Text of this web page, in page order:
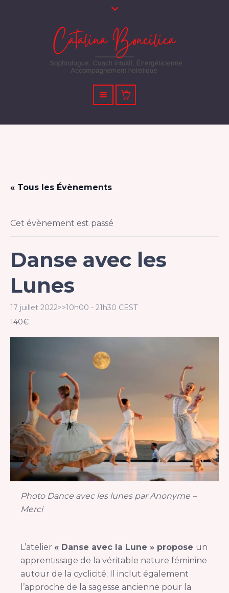
« Tous les Évènements
Cet évènement est passé
Danse avec les
Lunes
17 juillet 2022>>10h00 - 21h30 CEST
140€
Photo Dance avec les lunes par Anonyme –
Merci
L’atelier « Danse avec la Lune » propose un
apprentissage de la véritable nature féminine
autour de la cyclicité; Il inclut également
l’approche de la sagesse ancienne pour la